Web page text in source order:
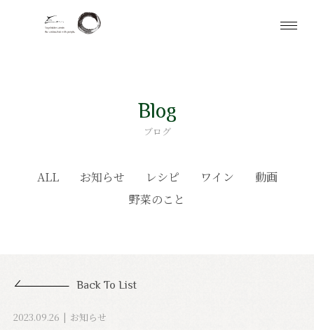
Blog
ブログ
ALL お知らせ レシピ ワイン
動画
野菜のこと
Back To List
2023.09.26 お知らせ